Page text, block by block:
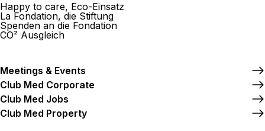
Happy to care, Eco-Einsatz
La Fondation, die Stiftung
Spenden an die Fondation
CO² Ausgleich
Meetings & Events
Club Med Corporate
Club Med Jobs
Club Med Property